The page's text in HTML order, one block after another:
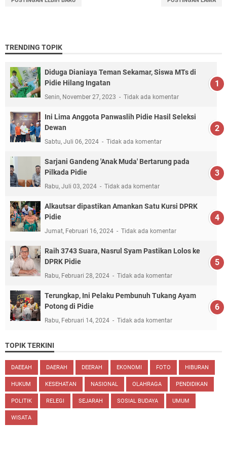
TRENDING TOPIK
Diduga Dianiaya Teman Sekamar, Siswa MTs di
Pidie Hilang Ingatan
Senin, November 27, 2023 Tidak ada komentar
Ini Lima Anggota Panwaslih Pidie Hasil Seleksi
Dewan
Sabtu, Juli 06, 2024 Tidak ada komentar
Sarjani Gandeng 'Anak Muda' Bertarung pada
Pilkada Pidie
Rabu, Juli 03, 2024 Tidak ada komentar
Alkautsar dipastikan Amankan Satu Kursi DPRK
Pidie
Jumat, Februari 16, 2024 Tidak ada komentar
Raih 3743 Suara, Nasrul Syam Pastikan Lolos ke
DPRK Pidie
Rabu, Februari 28, 2024 Tidak ada komentar
Terungkap, Ini Pelaku Pembunuh Tukang Ayam
Potong di Pidie
Rabu, Februari 14, 2024 Tidak ada komentar
TOPIK TERKINI
DAEEAH DAERAH DEERAH EKONOMI FOTO HIBURAN
HUKUM KESEHATAN NASIONAL OLAHRAGA PENDIDIKAN
POLITIK RELEGI SEJARAH SOSIAL BUDAYA UMUM
WISATA